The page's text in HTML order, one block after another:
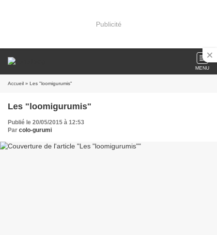
Publicité
MENU
Accueil » Les "loomigurumis"
Les "loomigurumis"
Publié le 20/05/2015 à 12:53
Par colo-gurumi